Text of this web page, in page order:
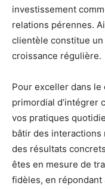
investissement
relations pérennes.
clientèle constitue
croissance régulière.
Pour exceller dans
primordial d’intégrer
vos pratiques
bâtir des interactions
des résultats
êtes en mesure de
fidèles, en